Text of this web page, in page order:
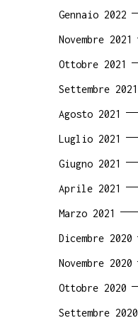
Gennaio 2022
Novembre 2021
Ottobre 2021
Settembre 2021
Agosto 2021
Luglio 2021
Giugno 2021
Aprile 2021
Marzo 2021
Dicembre 2020
Novembre 2020
Ottobre 2020
Settembre 2020